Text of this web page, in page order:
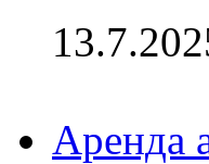
Аренда